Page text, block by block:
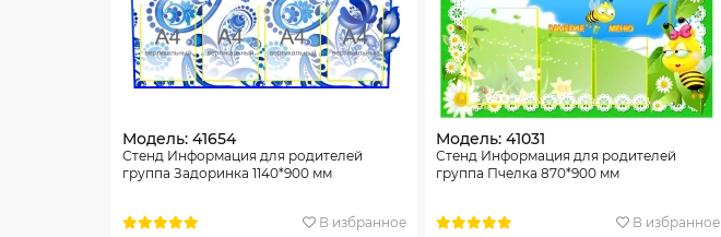
Модель: 41654
Стенд Информация для родителей
группа Задоринка 1140*900 мм
В избранное
Модель: 41031
Стенд Информация для родителей
группа Пчелка 870*900 мм
В избранное